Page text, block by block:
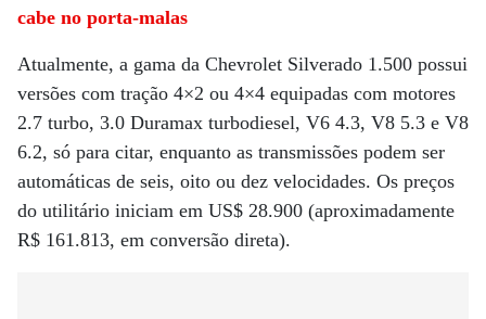
cabe no porta-malas
Atualmente, a gama da Chevrolet Silverado 1.500 possui
versões com tração 4×2 ou 4×4 equipadas com motores
2.7 turbo, 3.0 Duramax turbodiesel, V6 4.3, V8 5.3 e V8
6.2, só para citar, enquanto as transmissões podem ser
automáticas de seis, oito ou dez velocidades. Os preços
do utilitário iniciam em US$ 28.900 (aproximadamente
R$ 161.813, em conversão direta).